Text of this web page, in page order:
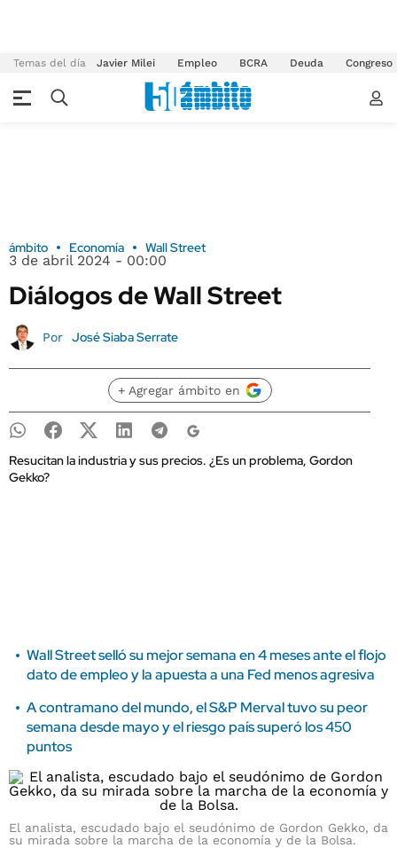
Temas del día Javier Milei Empleo BCRA Deuda Congreso
ámbito Economía Wall Street
3 de abril 2024 - 00:00
Diálogos de Wall Street
Por José Siaba Serrate
+ Agregar ámbito en
Resucitan la industria y sus precios. ¿Es un problema, Gordon
Gekko?
Wall Street selló su mejor semana en 4 meses ante el flojo
dato de empleo y la apuesta a una Fed menos agresiva
A contramano del mundo, el S&P Merval tuvo su peor
semana desde mayo y el riesgo país superó los 450
puntos
El analista, escudado bajo el seudónimo de Gordon Gekko, da
su mirada sobre la marcha de la economía y de la Bolsa.